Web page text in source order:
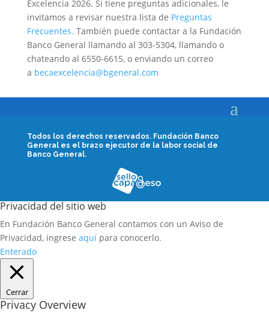
Excelencia 2026. Si tiene preguntas adicionales, le
invitamos a revisar nuestra lista de Preguntas
Frecuentes. También puede contactar a la Fundación
Banco General llamando al 303-5304, llamando o
chateando al 6550-6615, o enviando un correo
a becaexcelencia@bgeneral.com
Todos los derechos reservados. Fundación Banco
General es el brazo ejecutor de la labor social de
Banco General.
Privacidad del sitio web
En Fundación Banco General contamos con un Aviso de
Privacidad, ingrese aquí para conocerlo.
Enterado
Cerrar
Privacy Overview